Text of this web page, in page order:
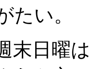
い。
末日曜は